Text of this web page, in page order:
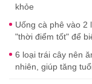
khỏe
Uống cà phê vào 2
"thời điểm tốt" để
6 loại trái cây nên
nhiên, giúp tăng